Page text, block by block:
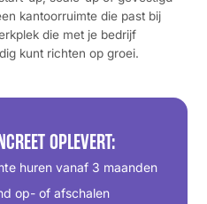
kantoorruimte die past bij
die met je bedrijf
kunt richten op groei.
OPLEVERT:
huren vanaf 3 maanden
op- of afschalen